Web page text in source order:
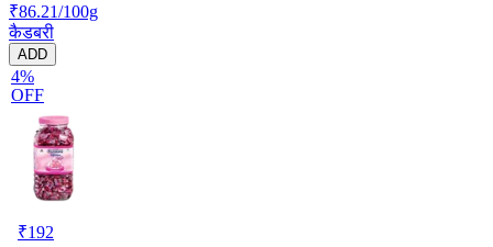
₹86.21/100g
कैडबरी
ADD
4%
OFF
₹192